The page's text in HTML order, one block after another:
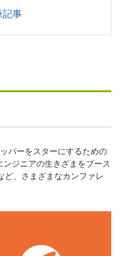
記事
パーをスターにするための
ジニアの生きざまをブース
ど、さまざまなカンファレ